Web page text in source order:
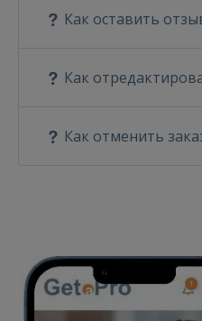
Как оставить
Как
Как отменить